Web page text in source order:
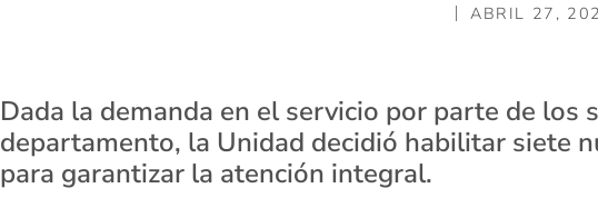
ABRIL 27,
Dada la demanda en el servicio por parte de los
departamento, la Unidad decidió habilitar siete
para garantizar la atención integral.